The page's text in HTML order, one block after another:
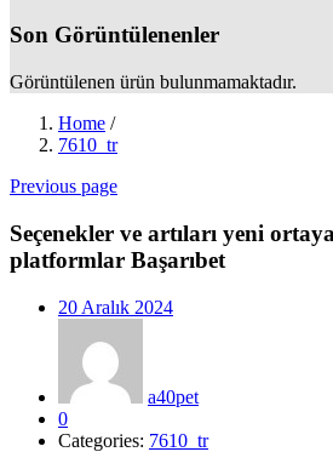
Son Görüntülenenler
Görüntülenen ürün bulunmamaktadır.
Home /
7610_tr
Previous page
Seçenekler ve artıları yeni
platformlar Başarıbet
Posted
20 Aralık 2024
a40pet
0
Categories: 7610_tr